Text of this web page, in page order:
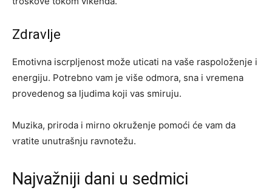
Zdravlje
Emotivna iscrpljenost može uticati na vaše raspoloženje i
energiju. Potrebno vam je više odmora, sna i vremena
provedenog sa ljudima koji vas smiruju.
Muzika, priroda i mirno okruženje pomoći će vam da
vratite unutrašnju ravnotežu.
Najvažniji dani u sedmici